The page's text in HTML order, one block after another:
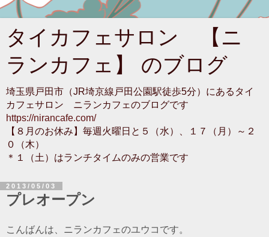
タイカフェサロン 【ニ
ランカフェ】 のブログ
埼玉県戸田市（JR埼京線戸田公園駅徒歩5分）にあるタイ
カフェサロン ニランカフェのブログです
https://nirancafe.com/
【８月のお休み】毎週火曜日と５（水）、１７（月）～２
０（木）
＊１（土）はランチタイムのみの営業です
2013/05/03
プレオープン
こんばんは、ニランカフェのユウコです。